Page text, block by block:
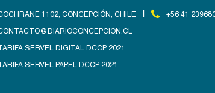
1102, CONCEPCIÓN, CHILE
+56 41
SERVEL DIGITAL DCCP 2021
SERVEL PAPEL DCCP 2021